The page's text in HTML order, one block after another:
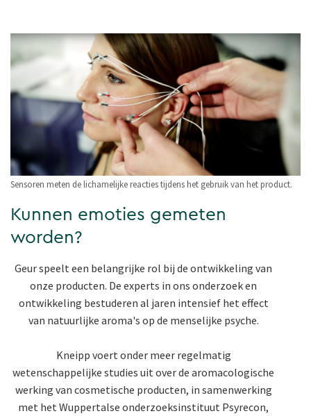
Sensoren meten de lichamelijke reacties tijdens het gebruik van het product.
Kunnen emoties gemeten
worden?
Geur speelt een belangrijke rol bij de ontwikkeling van
onze producten. De experts in ons onderzoek en
ontwikkeling bestuderen al jaren intensief het effect
van natuurlijke aroma's op de menselijke psyche.
Kneipp voert onder meer regelmatig
wetenschappelijke studies uit over de aromacologische
werking van cosmetische producten, in samenwerking
met het Wuppertalse onderzoeksinstituut Psyrecon,